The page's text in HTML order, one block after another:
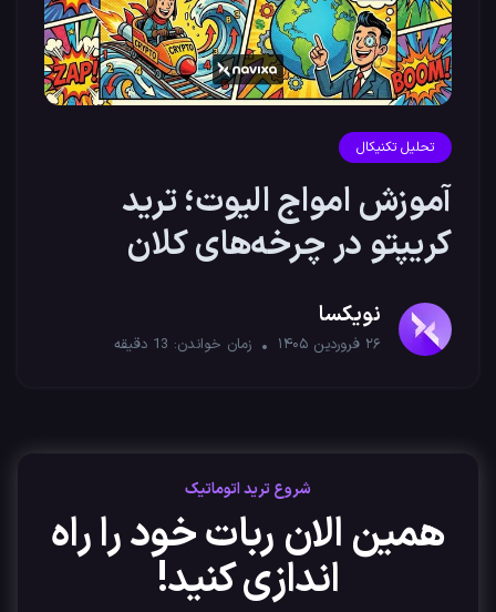
تحلیل تکنیکال
آموزش امواج الیوت؛ ترید
کریپتو در چرخه‌های کلان
نویکسا
۲۶ فروردین ۱۴۰۵ زمان خواندن: 13 دقیقه
شروع ترید اتوماتیک
همین الان ربات خود را راه
اندازی کنید!